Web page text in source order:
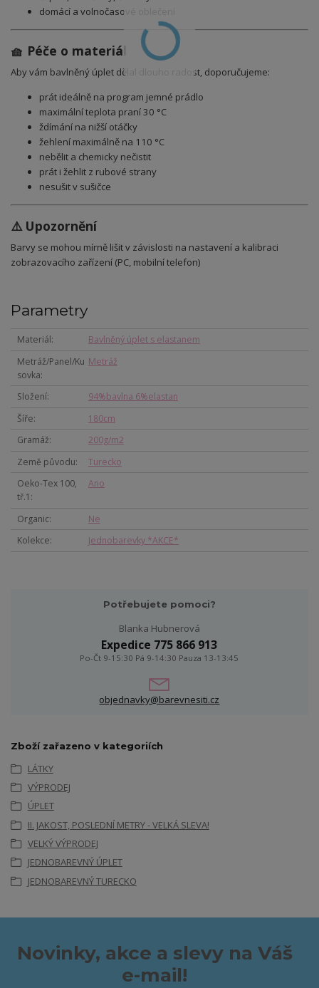
domácí a volnočasové oblečení
🧺 Péče o materiál
Aby vám bavlněný úplet dělal dlouho radost, doporučujeme:
prát ideálně na program jemné prádlo
maximální teplota praní 30 °C
ždímání na nižší otáčky
žehlení maximálně na 110 °C
nebělit a chemicky nečistit
prát i žehlit z rubové strany
nesušit v sušičce
⚠️ Upozornění
Barvy se mohou mírně lišit v závislosti na nastavení a kalibraci
zobrazovacího zařízení (PC, mobilní telefon)
Parametry
Materiál
Bavlněný úplet s elastanem
Metráž/Panel/Ku
sovka
Metráž
Složení
94%bavlna 6%elastan
Šíře
180cm
Gramáž
200g/m2
Země původu
Turecko
Oeko-Tex 100,
tř.1
Ano
Organic
Ne
Kolekce
Jednobarevky *AKCE*
Potřebujete pomoci?
Blanka Hubnerová
Expedice 775 866 913
Po-Čt 9-15:30 Pá 9-14:30 Pauza 13-13:45
objednavky@barevnesiti.cz
Zboží zařazeno v kategoriích
LÁTKY
VÝPRODEJ
ÚPLET
II. JAKOST, POSLEDNÍ METRY - VELKÁ SLEVA!
VELKÝ VÝPRODEJ
JEDNOBAREVNÝ ÚPLET
JEDNOBAREVNÝ TURECKO
Novinky, akce a slevy na Váš
e-mail!